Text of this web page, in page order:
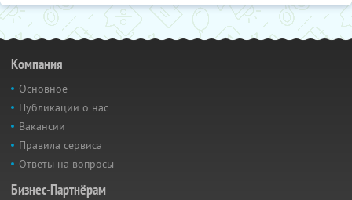
Компания
Основное
Публикации о нас
Вакансии
Правила сервиса
Ответы на вопросы
Бизнес-Партнёрам